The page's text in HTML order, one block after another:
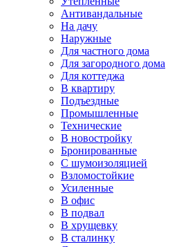
Антивандальные
На дачу
Наружные
Для частного дома
Для загородного дома
Для коттеджа
В квартиру
Подъездные
Промышленные
Технические
В новостройку
Бронированные
С шумоизоляцией
Взломостойкие
Усиленные
В офис
В подвал
В хрущевку
В сталинку